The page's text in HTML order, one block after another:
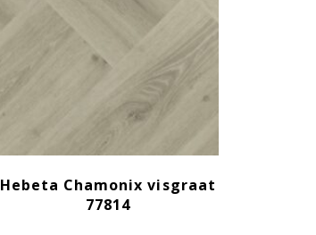
Hebeta Chamonix visgraat
77814